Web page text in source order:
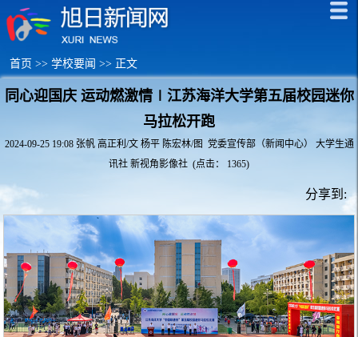
首页 >> 学校要闻 >> 正文
同心迎国庆 运动燃激情∣江苏海洋大学第五届校园迷你
马拉松开跑
2024-09-25 19:08 张帆 高正利/文 杨平 陈宏林/图 党委宣传部（新闻中心） 大学生通
讯社 新视角影像社 (点击： 1365)
分享到: